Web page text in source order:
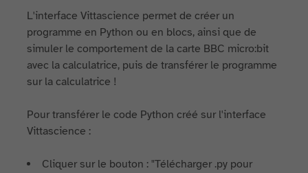
L'interface Vittascience permet de créer un
programme en Python ou en blocs, ainsi que de
simuler le comportement de la carte BBC micro:bit
avec la calculatrice, puis de transférer le programme
sur la calculatrice !
Pour transférer le code Python créé sur l'interface
Vittascience :
Cliquer sur le bouton : "Télécharger .py pour